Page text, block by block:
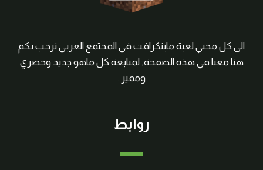
الى كل محبي لعبة ماينكرافت في المجتمع العربي نرحب بكم
هنا معنا في هذه الصفحة, لمتابعة كل ماهو جديد وحصري
ومميز .
روابط